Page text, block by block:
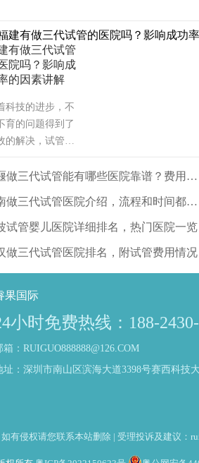
有做三代试管
院吗？影响成
的因素讲解
科技的进步，不
育的问题得到了
的解决，试管婴
助生殖技术，被
那么福建有哪些
好的三代试管医
！（如果还想了
多的试管婴儿流
费用、成功率，
业顾问，解决相
题）
三代试管能有哪些医院靠谱？费用方面多吗？
做三代试管医院介绍，流程和时间都是怎样的
试管婴儿医院详细排名，热门医院一览
做三代试管医院排名，附试管费用情况
果国际
小时免费热线：188-
箱：RUIGUO888888@126.COM
址：深圳市南山区滨海大道3398号赛西科技
有侵权请您联系本站删除 | 受理投诉及建议：